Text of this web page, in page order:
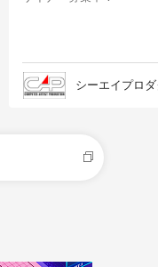
シーエイプロ